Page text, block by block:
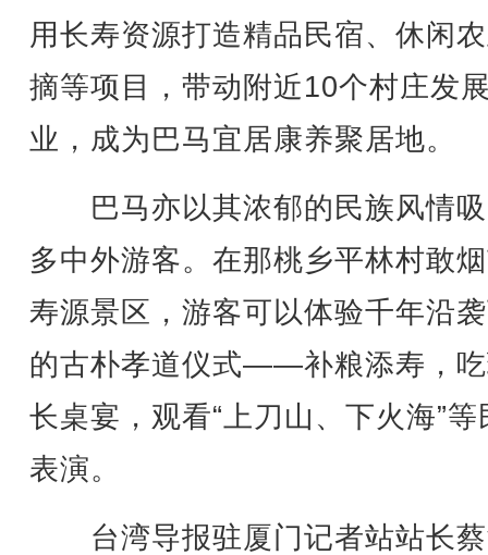
用长寿资源打造精品民宿、休闲
摘等项目，带动附近10个村庄发
业，成为巴马宜居康养聚居地。
巴马亦以其浓郁的民族风情
多中外游客。在那桃乡平林村敢
寿源景区，游客可以体验千年沿
的古朴孝道仪式——补粮添寿，
长桌宴，观看“上刀山、下火海”等
表演。
台湾导报驻厦门记者站站长